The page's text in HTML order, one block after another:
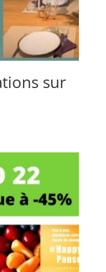
sur